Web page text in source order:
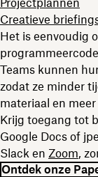
Creatieve
Het is eenvoudig
Teams kunnen
zodat ze minder
materiaal en
Krijg toegang tot
Google Docs of
Slack en Zoom,
Ontdek onze